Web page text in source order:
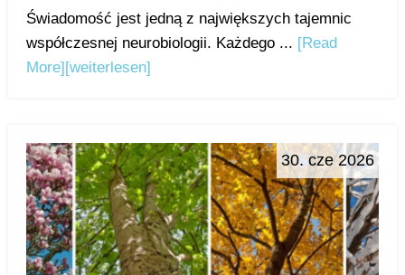
Świadomość jest jedną z największych tajemnic
współczesnej neurobiologii. Każdego ... [Read
More] [weiterlesen]
30. cze 2026